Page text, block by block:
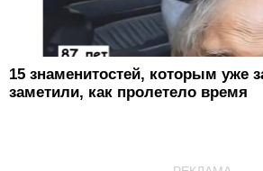
15 знаменитостей, которым уже
заметили, как пролетело время